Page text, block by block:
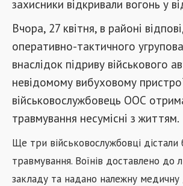
захисники відкривали вогонь у
Вчора, 27 квітня, в районі
оперативно-тактичного
внаслідок підриву військового
невідомому вибуховому
військовослужбовець ООС
травмування несумісні з життям.
Ще три військовослужбовці дістали
травмування. Воїнів доставлено до
закладу та надано належну медичну